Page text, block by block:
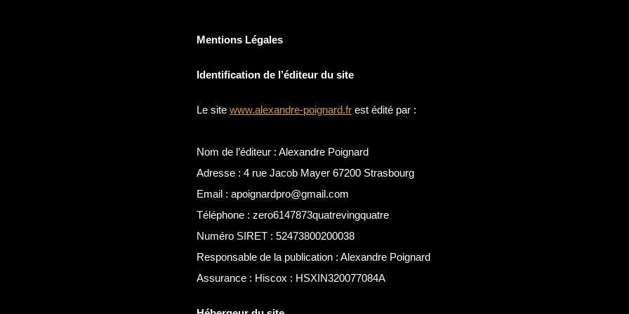
Mentions Légales
Identification de l’éditeur du site
Le site www.alexandre-poignard.fr est édité par :
Nom de l’éditeur : Alexandre Poignard
Adresse : 4 rue Jacob Mayer 67200 Strasbourg
Email : apoignardpro@gmail.com
Téléphone : zero6147873quatrevingquatre
Numéro SIRET : 52473800200038
Responsable de la publication : Alexandre Poignard
Assurance : Hiscox : HSXIN320077084A